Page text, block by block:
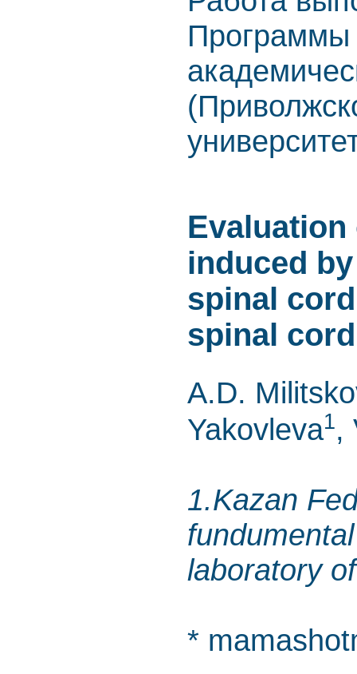
Программы
induced
spinal
spinal
A.D.
Yakovleva1,
1.Kazan
laboratory
*